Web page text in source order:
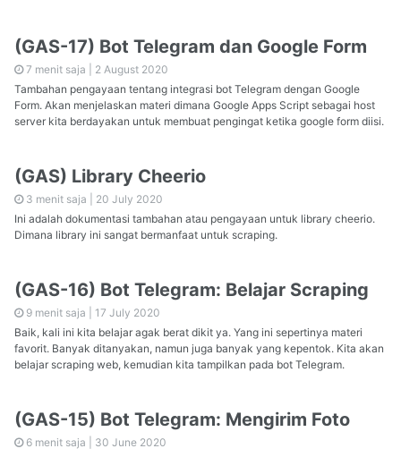
(GAS-17) Bot Telegram dan Google Form
7 menit saja | 2 August 2020
Tambahan pengayaan tentang integrasi bot Telegram dengan Google
Form. Akan menjelaskan materi dimana Google Apps Script sebagai host
server kita berdayakan untuk membuat pengingat ketika google form diisi.
(GAS) Library Cheerio
3 menit saja | 20 July 2020
Ini adalah dokumentasi tambahan atau pengayaan untuk library cheerio.
Dimana library ini sangat bermanfaat untuk scraping.
(GAS-16) Bot Telegram: Belajar Scraping
9 menit saja | 17 July 2020
Baik, kali ini kita belajar agak berat dikit ya. Yang ini sepertinya materi
favorit. Banyak ditanyakan, namun juga banyak yang kepentok. Kita akan
belajar scraping web, kemudian kita tampilkan pada bot Telegram.
(GAS-15) Bot Telegram: Mengirim Foto
6 menit saja | 30 June 2020